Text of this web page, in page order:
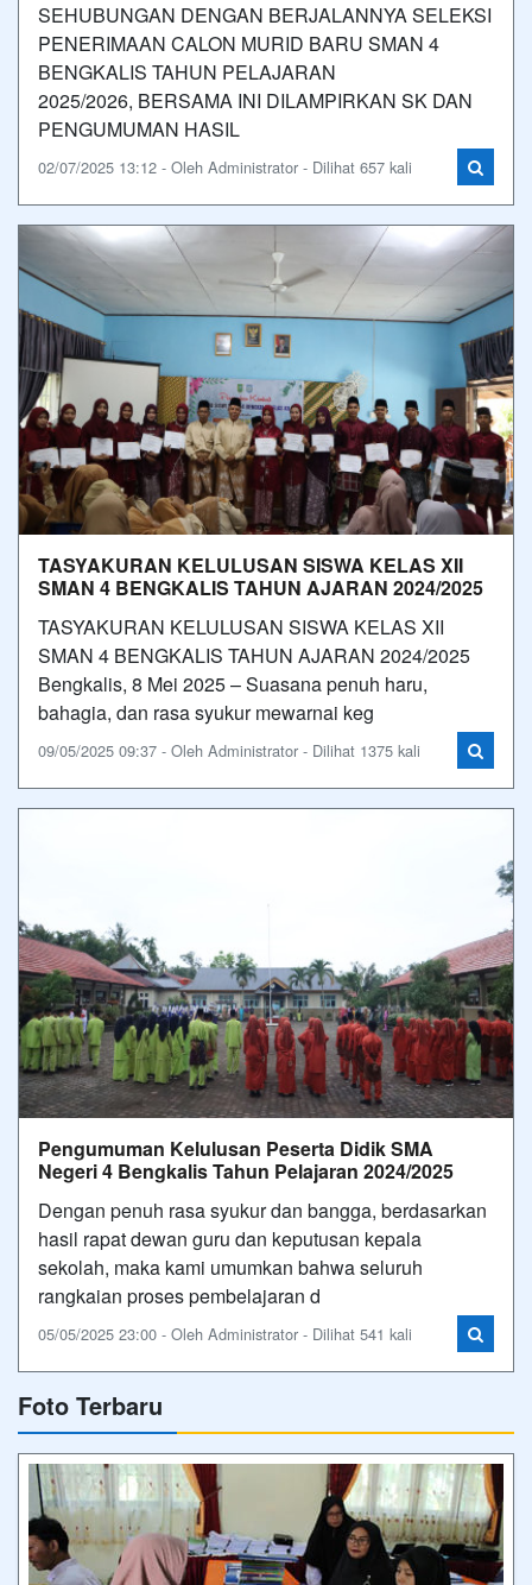
SEHUBUNGAN DENGAN BERJALANNYA SELEKSI
PENERIMAAN CALON MURID BARU SMAN 4
BENGKALIS TAHUN PELAJARAN
2025/2026, BERSAMA INI DILAMPIRKAN SK DAN
PENGUMUMAN HASIL
02/07/2025 13:12 - Oleh Administrator - Dilihat 657 kali
TASYAKURAN KELULUSAN SISWA KELAS XII
SMAN 4 BENGKALIS TAHUN AJARAN 2024/2025
TASYAKURAN KELULUSAN SISWA KELAS XII
SMAN 4 BENGKALIS TAHUN AJARAN 2024/2025
Bengkalis, 8 Mei 2025 – Suasana penuh haru,
bahagia, dan rasa syukur mewarnai keg
09/05/2025 09:37 - Oleh Administrator - Dilihat 1375 kali
Pengumuman Kelulusan Peserta Didik SMA
Negeri 4 Bengkalis Tahun Pelajaran 2024/2025
Dengan penuh rasa syukur dan bangga, berdasarkan
hasil rapat dewan guru dan keputusan kepala
sekolah, maka kami umumkan bahwa seluruh
rangkaian proses pembelajaran d
05/05/2025 23:00 - Oleh Administrator - Dilihat 541 kali
Foto Terbaru